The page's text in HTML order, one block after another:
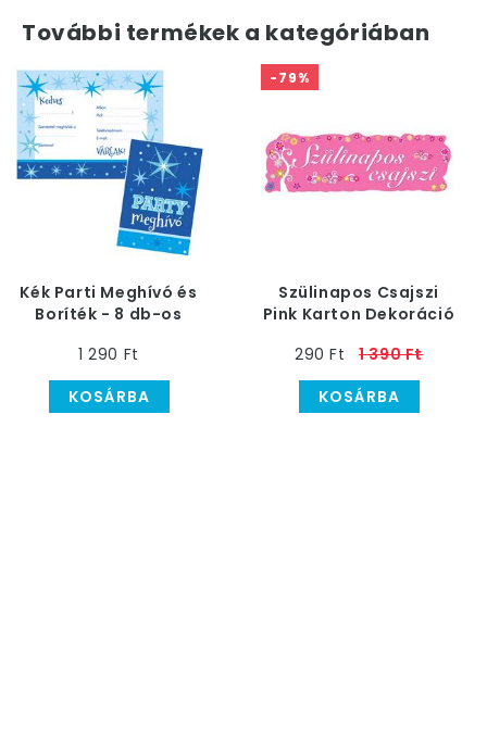
További termékek a kategóriában
Kék Parti Meghívó és
Boríték - 8 db-os
1 290 Ft
KOSÁRBA
-79%
Szülinapos Csajszi
Pink Karton Dekoráció
290 Ft
1 390 Ft
KOSÁRBA